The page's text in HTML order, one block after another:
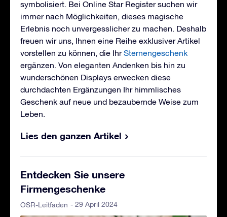
symbolisiert. Bei Online Star Register suchen wir
immer nach Möglichkeiten, dieses magische
Erlebnis noch unvergesslicher zu machen. Deshalb
freuen wir uns, Ihnen eine Reihe exklusiver Artikel
vorstellen zu können, die IhrSternengeschenk
ergänzen. Von eleganten Andenken bis hin zu
wunderschönen Displays erwecken diese
durchdachten Ergänzungen Ihr himmlisches
Geschenk auf neue und bezaubernde Weise zum
Leben.
Lies den ganzen Artikel
Entdecken Sie unsere
Firmengeschenke
OSR-Leitfaden - 29 April 2024